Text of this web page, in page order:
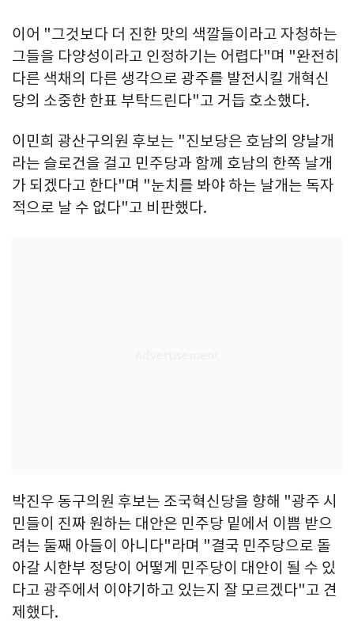
이어 "그것보다 더 진한 맛의 색깔들이라고 자청하는
그들을 다양성이라고 인정하기는 어렵다"며 "완전히
다른 색채의 다른 생각으로 광주를 발전시킬 개혁신
당의 소중한 한표 부탁드린다"고 거듭 호소했다.
이민희 광산구의원 후보는 "진보당은 호남의 양날개
라는 슬로건을 걸고 민주당과 함께 호남의 한쪽 날개
가 되겠다고 한다"며 "눈치를 봐야 하는 날개는 독자
적으로 날 수 없다"고 비판했다.
박진우 동구의원 후보는 조국혁신당을 향해 "광주 시
민들이 진짜 원하는 대안은 민주당 밑에서 이쁨 받으
려는 둘째 아들이 아니다"라며 "결국 민주당으로 돌
아갈 시한부 정당이 어떻게 민주당이 대안이 될 수 있
다고 광주에서 이야기하고 있는지 잘 모르겠다"고 견
제했다.